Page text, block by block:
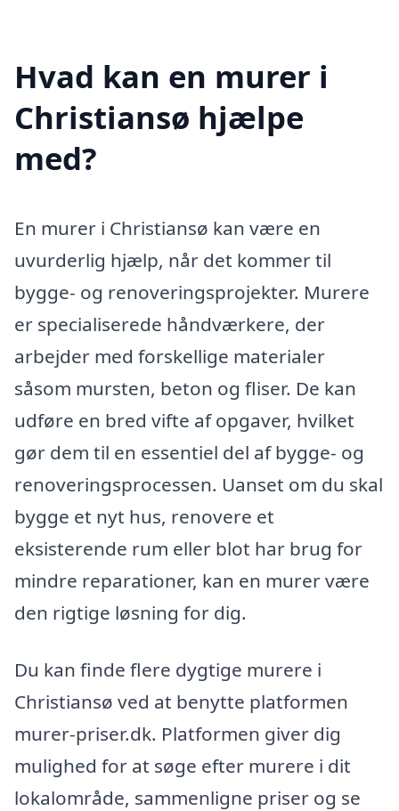
Hvad kan en murer i
Christiansø hjælpe
med?
En murer i Christiansø kan være en
uvurderlig hjælp, når det kommer til
bygge- og renoveringsprojekter. Murere
er specialiserede håndværkere, der
arbejder med forskellige materialer
såsom mursten, beton og fliser. De kan
udføre en bred vifte af opgaver, hvilket
gør dem til en essentiel del af bygge- og
renoveringsprocessen. Uanset om du skal
bygge et nyt hus, renovere et
eksisterende rum eller blot har brug for
mindre reparationer, kan en murer være
den rigtige løsning for dig.
Du kan finde flere dygtige murere i
Christiansø ved at benytte platformen
murer-priser.dk. Platformen giver dig
mulighed for at søge efter murere i dit
lokalområde, sammenligne priser og se